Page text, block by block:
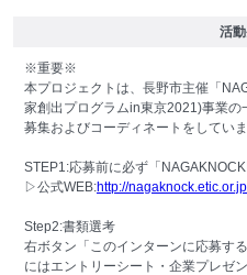
活
※重要※
本プロジェクトは、長野市主催「
家創出プログラムin東京2021)事業
募集およびコーディネートをしていま
STEP1:応募前に必ず「
▷公式WEB:http://
Step2:書類選考
右ボタン「このインターンに応募す
にはエントリーシート・企業プレゼ